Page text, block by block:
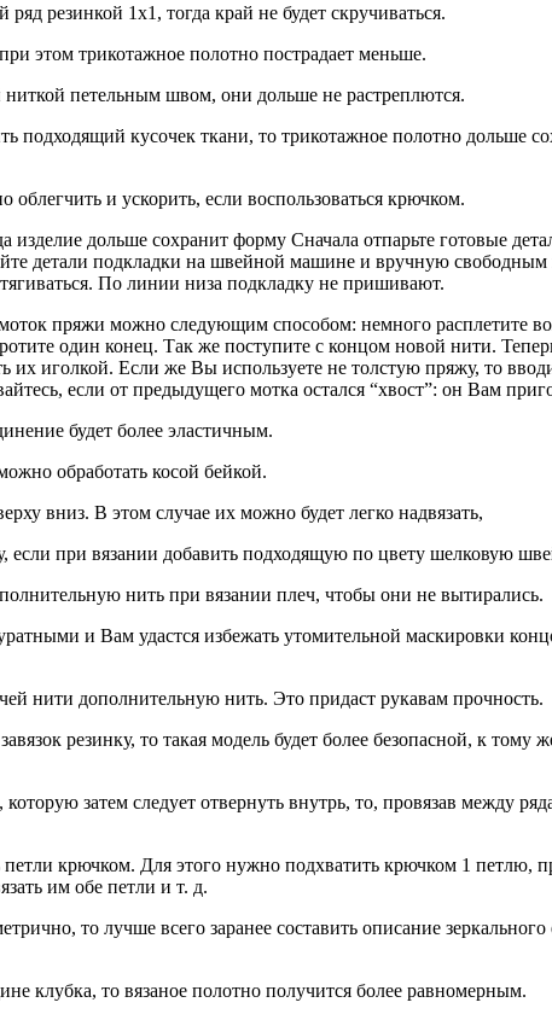
резинкой 1х1, тогда край не будет скручиваться.
этом трикотажное полотно пострадает меньше.
петельным швом, они дольше не растреплются.
подходящий кусочек ткани, то трикотажное полотно дольше
и ускорить, если воспользоваться крючком.
дольше сохранит форму Сначала отпарьте готовые
детали подкладки на швейной машине и вручную
По линии низа подкладку не пришивают.
пряжи можно следующим способом: немного расплетите
один конец. Так же поступите с концом новой нити.
иголкой. Если же Вы используете не толстую пряжу, то
если от предыдущего мотка остался “хвост”: он Вам
будет более эластичным.
обработать косой бейкой.
вниз. В этом случае их можно будет легко надвязать,
если при вязании добавить подходящую по цвету шелковую
нить при вязании плеч, чтобы они не вытирались.
и Вам удастся избежать утомительной маскировки
нити дополнительную нить. Это придаст рукавам прочность.
резинку, то такая модель будет более безопасной, к
затем следует отвернуть внутрь, то, провязав между
крючком. Для этого нужно подхватить крючком 1 петлю,
им обе петли и т. д.
то лучше всего заранее составить описание
клубка, то вязаное полотно получится более равномерным.